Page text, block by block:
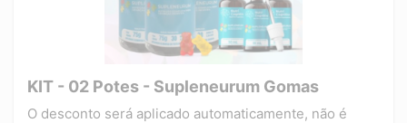
KIT - 02 Potes - Supleneurum Gomas
O desconto será aplicado automaticamente, não é